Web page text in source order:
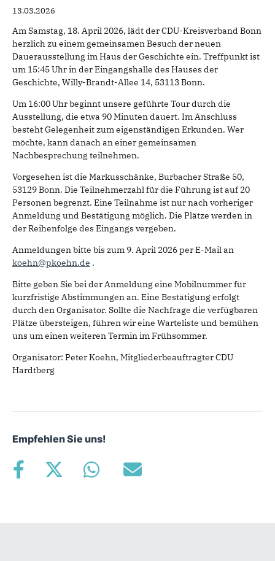
13.03.2026
Am Samstag, 18. April 2026, lädt der CDU-Kreisverband Bonn
herzlich zu einem gemeinsamen Besuch der neuen
Dauerausstellung im Haus der Geschichte ein. Treffpunkt ist
um 15:45 Uhr in der Eingangshalle des Hauses der
Geschichte, Willy-Brandt-Allee 14, 53113 Bonn.
Um 16:00 Uhr beginnt unsere geführte Tour durch die
Ausstellung, die etwa 90 Minuten dauert. Im Anschluss
besteht Gelegenheit zum eigenständigen Erkunden. Wer
möchte, kann danach an einer gemeinsamen
Nachbesprechung teilnehmen.
Vorgesehen ist die Markusschänke, Burbacher Straße 50,
53129 Bonn. Die Teilnehmerzahl für die Führung ist auf 20
Personen begrenzt. Eine Teilnahme ist nur nach vorheriger
Anmeldung und Bestätigung möglich. Die Plätze werden in
der Reihenfolge des Eingangs vergeben.
Anmeldungen bitte bis zum 9. April 2026 per E-Mail an
koehn@pkoehn.de .
Bitte geben Sie bei der Anmeldung eine Mobilnummer für
kurzfristige Abstimmungen an. Eine Bestätigung erfolgt
durch den Organisator. Sollte die Nachfrage die verfügbaren
Plätze übersteigen, führen wir eine Warteliste und bemühen
uns um einen weiteren Termin im Frühsommer.
Organisator: Peter Koehn, Mitgliederbeauftragter CDU
Hardtberg
Empfehlen Sie uns!